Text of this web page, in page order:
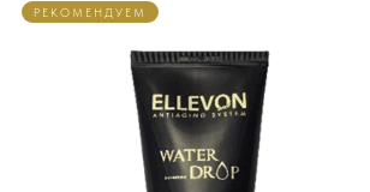
РЕКОМЕНДУЕМ